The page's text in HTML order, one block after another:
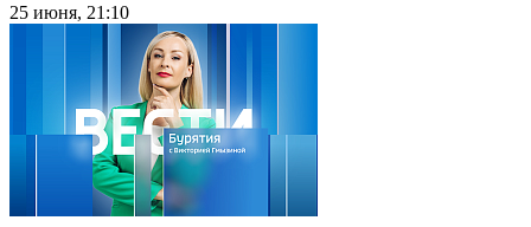
25 июня, 21:10